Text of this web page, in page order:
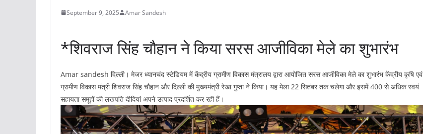
September 9, 2025 Amar Sandesh
*शिवराज सिंह चौहान ने किया सरस आजीविका मेले का शुभारंभ
Amar sandesh दिल्ली। मेजर ध्यानचंद स्टेडियम में केंद्रीय ग्रामीण विकास मंत्रालय द्वारा आयोजित सरस आजीविका मेले का शुभारंभ केंद्रीय कृषि एवं
ग्रामीण विकास मंत्री शिवराज सिंह चौहान और दिल्ली की मुख्यमंत्री रेखा गुप्ता ने किया। यह मेला 22 सितंबर तक चलेगा और इसमें 400 से अधिक स्वयं
सहायता समूहों की लखपति दीदियां अपने उत्पाद प्रदर्शित कर रही हैं।